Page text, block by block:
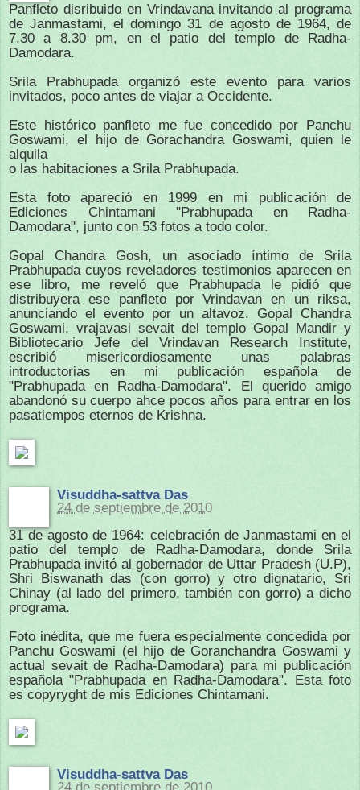
Panfleto disribuido en Vrindavana invitando al programa
de Janmastami, el domingo 31 de agosto de 1964, de
7.30 a 8.30 pm, en el patio del templo de Radha-
Damodara.
Srila Prabhupada organizó este evento para varios
invitados, poco antes de viajar a Occidente.
Este histórico panfleto me fue concedido por Panchu
Goswami, el hijo de Gorachandra Goswami, quien le
alquila
o las habitaciones a Srila Prabhupada.
Esta foto apareció en 1999 en mi publicación de
Ediciones Chintamani "Prabhupada en Radha-
Damodara", junto con 53 fotos a todo color.
Gopal Chandra Gosh, un asociado íntimo de Srila
Prabhupada cuyos reveladores testimonios aparecen en
ese libro, me reveló que Prabhupada le pidió que
distribuyera ese panfleto por Vrindavan en un riksa,
anunciando el evento por un altavoz. Gopal Chandra
Goswami, vrajavasi sevait del templo Gopal Mandir y
Bibliotecario Jefe del Vrindavan Research Institute,
escribió misericordiosamente unas palabras
introductorias en mi publicación española de
"Prabhupada en Radha-Damodara". El querido amigo
abandonó su cuerpo ahce pocos años para entrar en los
pasatiempos eternos de Krishna.
Visuddha-sattva Das
24 de septiembre de 2010
31 de agosto de 1964: celebración de Janmastami en el
patio del templo de Radha-Damodara, donde Srila
Prabhupada invitó al gobernador de Uttar Pradesh (U.P),
Shri Biswanath das (con gorro) y otro dignatario, Sri
Chinay (al lado del primero, también con gorro) a dicho
programa.
Foto inédita, que me fuera especialmente concedida por
Panchu Goswami (el hijo de Goranchandra Goswami y
actual sevait de Radha-Damodara) para mi publicación
española "Prabhupada en Radha-Damodara". Esta foto
es copyryght de mis Ediciones Chintamani.
Visuddha-sattva Das